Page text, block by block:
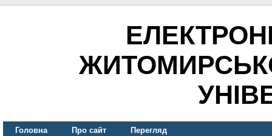
Головна Про сайт Перегляд